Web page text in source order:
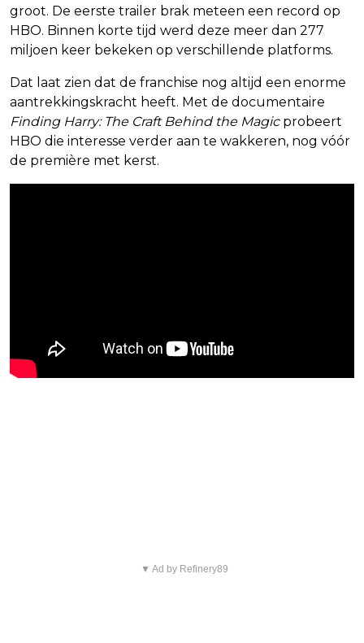
groot. De eerste trailer brak meteen een record op
HBO. Binnen korte tijd werd deze meer dan 277
miljoen keer bekeken op verschillende platforms.
Dat laat zien dat de franchise nog altijd een enorme
aantrekkingskracht heeft. Met de documentaire
Finding Harry: The Craft Behind the Magicprobeert
HBO die interesse verder aan te wakkeren, nog vóór
de première met kerst.
▼ Ad by Refinery89